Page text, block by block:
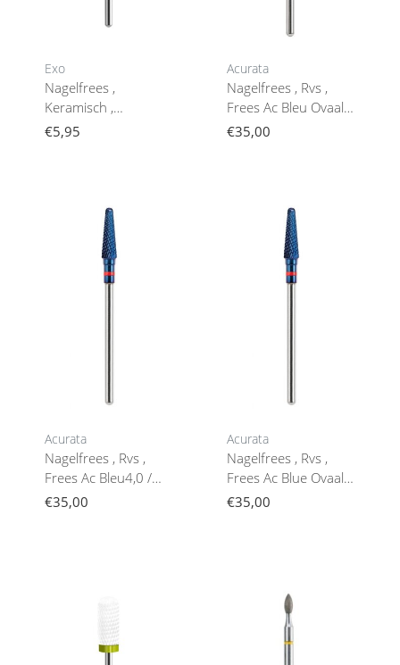
Exo
Nagelfrees ,
Keramisch ,
Opzetstuk Nagelfrees
€5,95
Acurata
Nagelfrees , Rvs ,
Frees Ac Bleu Ovaal
6Mm /14 Mmacurata
€35,00
Acurata
Nagelfrees , Rvs ,
Frees Ac Bleu4,0 /
13,5 Mmacurata
€35,00
Acurata
Nagelfrees , Rvs ,
Frees Ac Blue Ovaal
4,0 / 11,5Mm
€35,00